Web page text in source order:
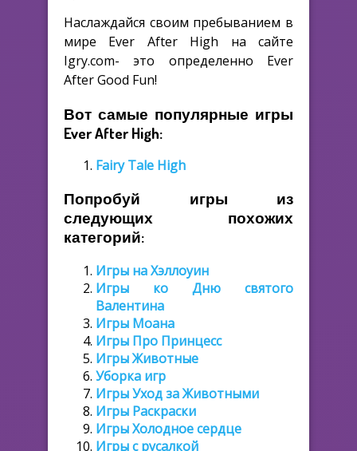
Наслаждайся своим пребыванием в
мире Ever After High на сайте
Igry.com- это определенно Ever
After Good Fun!
Вот самые популярные игры
Ever After High:
Fairy Tale High
Попробуй игры из
следующих похожих
категорий:
Игры на Хэллоуин
Игры ко Дню святого
Валентина
Игры Моана
Игры Про Принцесс
Игры Животные
Уборка игр
Игры Уход за Животными
Игры Раскраски
Игры Холодное сердце
Игры с русалкой